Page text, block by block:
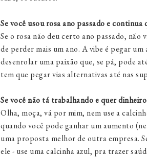
Se você usou rosa ano passado e continua
Se o rosa não deu certo ano passado,
de perder mais um ano. A vibe é pegar
desenrolar uma paixão que, se pá, pode
tem que pegar vias alternativas até nas
Se você não tá trabalhando e quer dinheiro
Olha, moça, vá por mim, nem use a
quando você pode ganhar um aumento
uma proposta melhor de outra empresa.
ele - use uma calcinha azul, pra trazer